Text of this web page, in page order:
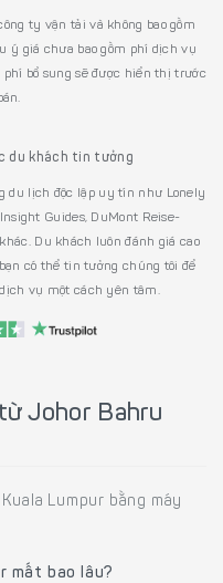
ty vận tải và không bao gồm
ý giá chưa bao gồm phí dịch vụ
phí bổ sung sẽ được hiển thị trước
du khách tin tưởng
du lịch độc lập uy tín như Lonely
Guides, DuMont Reise-
Du khách luôn đánh giá cao
có thể tin tưởng chúng tôi để
vụ một cách yên tâm.
Johor Bahru
Lumpur bằng máy
mất bao lâu?